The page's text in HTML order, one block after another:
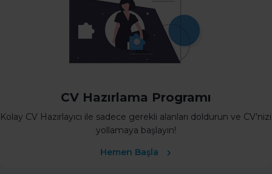
CV Hazırlama Programı
Kolay CV Hazırlayıcı ile sadece gerekli alanları doldurun ve CV’nizi
yollamaya başlayın!
Hemen Başla